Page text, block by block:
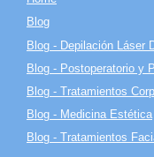
Blog
Blog - Depilación Láser
Blog - Postoperatorio y
Blog - Tratamientos
Blog - Medicina Estética
Blog - Tratamientos